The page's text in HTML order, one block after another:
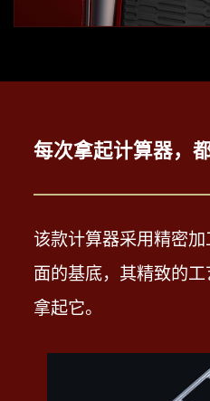
每次拿起计算器，
该款计算器采用精密